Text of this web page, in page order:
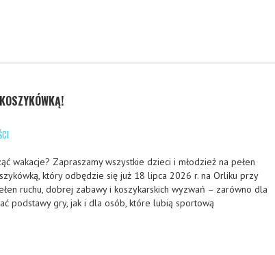
wakacje? Zapraszamy wszystkie dzieci i młodzież na pełen
który odbędzie się już 18 lipca 2026 r. na Orliku przy
ruchu, dobrej zabawy i koszykarskich wyzwań – zarówno dla
podstawy gry, jak i dla osób, które lubią sportową